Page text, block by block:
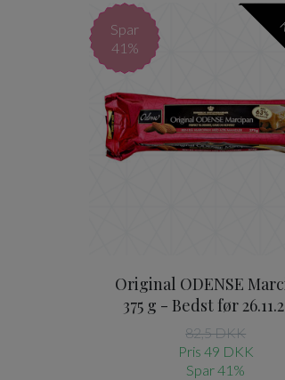
Spar
41%
Original ODENSE
375 g - Bedst før
82,5 DKK
Pris 49 DKK
Spar 41%
Original